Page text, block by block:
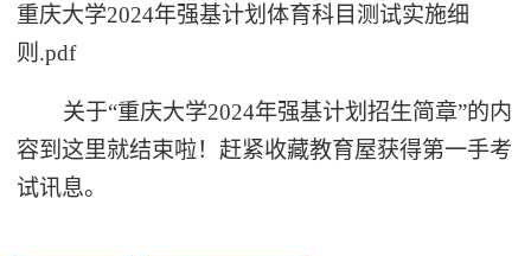
重庆大学2024年强基计划体育科目测试实施细
则.pdf
关于“重庆大学2024年强基计划招生简章”的内
容到这里就结束啦！赶紧收藏教育屋获得第一手考
试讯息。